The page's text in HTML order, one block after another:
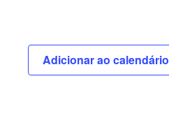
Adicionar ao calendário